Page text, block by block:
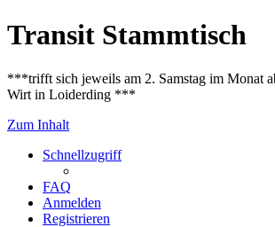
Transit Stammtisch
***trifft sich jeweils am 2. Samstag im Monat
Wirt in Loiderding ***
Zum Inhalt
Schnellzugriff
FAQ
Anmelden
Registrieren